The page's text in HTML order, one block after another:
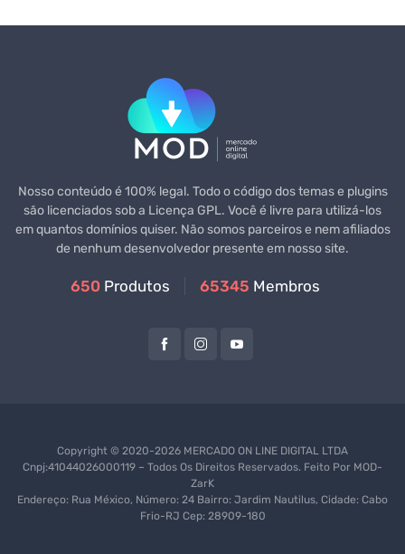
Nosso conteúdo é 100% legal. Todo o código dos temas e plugins
são licenciados sob a Licença GPL. Você é livre para utilizá-los
em quantos domínios quiser. Não somos parceiros e nem afiliados
de nenhum desenvolvedor presente em nosso site.
650 Produtos 65345 Membros
Copyright © 2020-2026 MERCADO ON LINE DIGITAL LTDA
Cnpj:41044026000119 – Todos Os Direitos Reservados. Feito Por MOD-
ZarK
Endereço: Rua México, Número: 24 Bairro: Jardim Nautilus, Cidade: Cabo
Frio-RJ Cep: 28909-180